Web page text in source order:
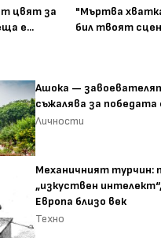
цвят за
е...
"Мъртва
бил твоят
Ашока —
съжалява за победата
Личности
Механичният турчин:
„изкуствен
Европа близо век
Техно